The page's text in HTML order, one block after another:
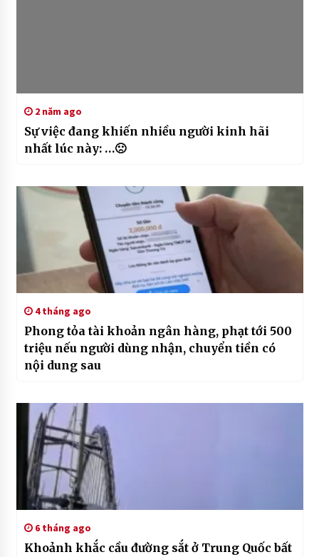
2 năm ago
Sự việc đang khiến nhiều người kinh hãi
nhất lúc này: …🙁
4 tháng ago
Phong tỏa tài khoản ngân hàng, phạt tới 500
triệu nếu người dùng nhận, chuyển tiền có
nội dung sau
6 tháng ago
Khoảnh khắc cầu đường sắt ở Trung Quốc bất